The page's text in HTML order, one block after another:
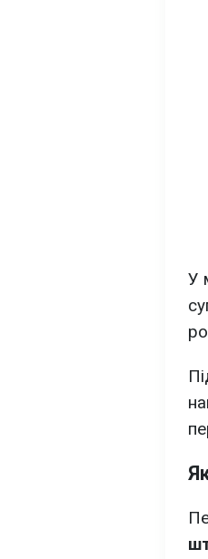
У